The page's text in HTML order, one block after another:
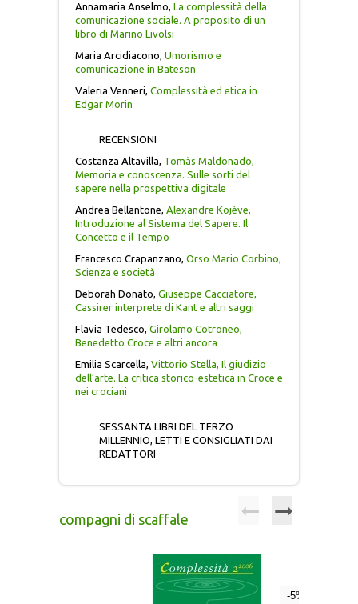
STUDI E TESTI
TEATRO SICILIANO
TESTIMONIANZE
UBI SOCIETAS IBI IUS
VARIA
UMANESIMO DEI MODERNI
QUADERNI DI MESSANA
QUADERNI DELL’ASSOCIAZIONE ITALO-
TEDESCA
SAGGI DI DIRITTO E POLITICA
Annamaria Anselmo, La complessità della
comunicazione sociale. A proposito di un
libro di Marino Livolsi
Maria Arcidiacono, Umorismo e
comunicazione in Bateson
Valeria Venneri, Complessità ed etica in
Edgar Morin
RECENSIONI
Costanza Altavilla, Tomàs Maldonado,
Memoria e conoscenza. Sulle sorti del
sapere nella prospettiva digitale
Andrea Bellantone, Alexandre Kojève,
Introduzione al Sistema del Sapere. Il
Concetto e il Tempo
Francesco Crapanzano, Orso Mario Corbino,
Scienza e società
Deborah Donato, Giuseppe Cacciatore,
Cassirer interprete di Kant e altri saggi
Flavia Tedesco, Girolamo Cotroneo,
Benedetto Croce e altri ancora
Emilia Scarcella, Vittorio Stella, Il giudizio
dell’arte. La critica storico-estetica in Croce e
nei crociani
SESSANTA LIBRI DEL TERZO
MILLENNIO, LETTI E CONSIGLIATI DAI
REDATTORI
compagni di scaffale
-5%